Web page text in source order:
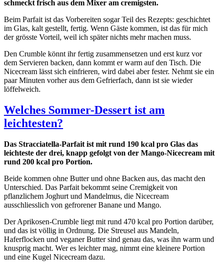
schmeckt frisch aus dem Mixer am cremigsten.
Beim Parfait ist das Vorbereiten sogar Teil des Rezepts: geschichtet
im Glas, kalt gestellt, fertig. Wenn Gäste kommen, ist das für mich
der grösste Vorteil, weil ich später nichts mehr machen muss.
Den Crumble könnt ihr fertig zusammensetzen und erst kurz vor
dem Servieren backen, dann kommt er warm auf den Tisch. Die
Nicecream lässt sich einfrieren, wird dabei aber fester. Nehmt sie ein
paar Minuten vorher aus dem Gefrierfach, dann ist sie wieder
löffelweich.
Welches Sommer-Dessert ist am
leichtesten?
Das Stracciatella-Parfait ist mit rund 190 kcal pro Glas das
leichteste der drei, knapp gefolgt von der Mango-Nicecream mit
rund 200 kcal pro Portion.
Beide kommen ohne Butter und ohne Backen aus, das macht den
Unterschied. Das Parfait bekommt seine Cremigkeit von
pflanzlichem Joghurt und Mandelmus, die Nicecream
ausschliesslich von gefrorener Banane und Mango.
Der Aprikosen-Crumble liegt mit rund 470 kcal pro Portion darüber,
und das ist völlig in Ordnung. Die Streusel aus Mandeln,
Haferflocken und veganer Butter sind genau das, was ihn warm und
knusprig macht. Wer es leichter mag, nimmt eine kleinere Portion
und eine Kugel Nicecream dazu.